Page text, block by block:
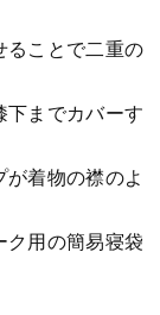
ることで二重の
下までカバーす
が着物の襟のよ
ク用の簡易寝袋